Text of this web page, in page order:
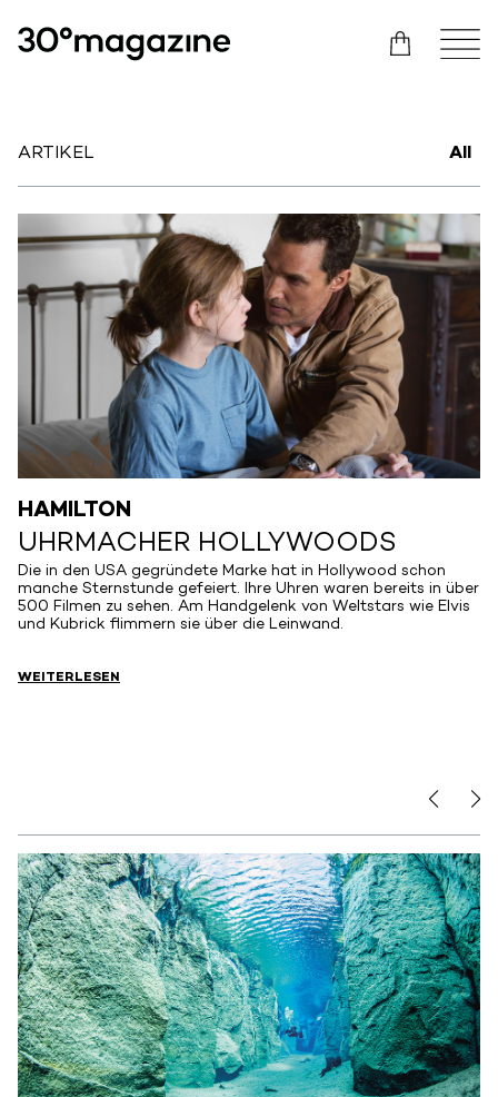
ARTIKEL All
HAMILTON
UHRMACHER HOLLYWOODS
Die in den USA gegründete Marke hat in Hollywood schon
manche Sternstunde gefeiert. Ihre Uhren waren bereits in über
500 Filmen zu sehen. Am Handgelenk von Weltstars wie Elvis
und Kubrick flimmern sie über die Leinwand.
WEITERLESEN